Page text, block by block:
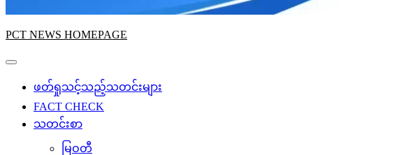
PCT NEWS HOMEPAGE
ဖတ်ရှုသင့်သည့်သတင်းများ
FACT CHECK
သတင်းစာ
မြဝတီ